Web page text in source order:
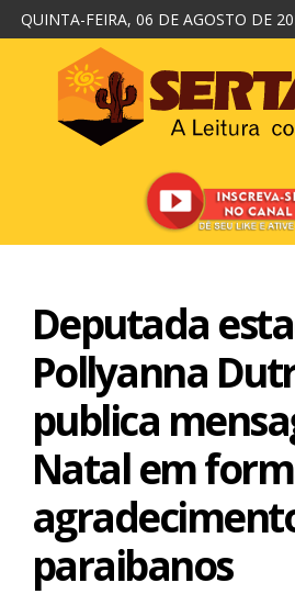
QUINTA-FEIRA, 06 DE AGOSTO DE
Deputada
Pollyanna
publica
Natal em
paraibanos